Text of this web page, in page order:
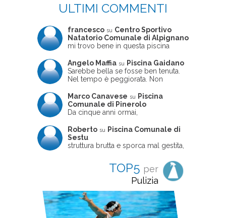
ULTIMI COMMENTI
francesco su Centro Sportivo
Natatorio Comunale di Alpignano
mi trovo bene in questa piscina
Angelo Maffia su
Piscina Gaidano
Sarebbe bella se fosse ben tenuta.
Nel tempo è peggiorata. Non
ne usciva insieme a me non ha
ritrovato le sue scarpe! Peccato
perché potrebbe essere un'ottima
frequentata non magnificamente
Marco Canavese su
Piscina
Comunale di Pinerolo
Da cinque anni ormai,
pomeriggio trascorro cinque-sei ore
in questa magnifica piscina con i miei
due figli che sono letteralmente
piccola, un po' in vasca grande, negli
spazi riservati al nuoto libero,
giochiamo, nuotiamo e facciamo
apnea insieme (sono stato assistente
bagnanti ed istruttore di nuoto in
gioventù, ora lo faccio per loro
Roberto su
Piscina Comunale di
Sestu
struttura brutta e sporca mal gestita,
poco professionale. la sconsiglio a
tutti coloro che amano le cose fatte
seriamente poiché é tutto
TOP5 per
Pulizia